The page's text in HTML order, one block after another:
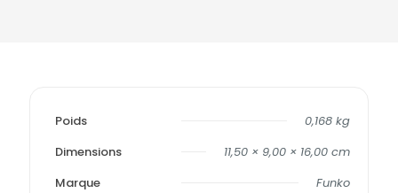
Poids
0,168 kg
Dimensions
11,50 × 9,00 × 16,00 cm
Marque
Funko